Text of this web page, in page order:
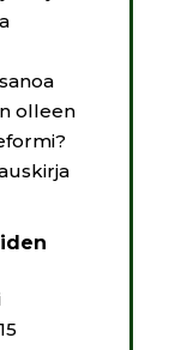
olleen